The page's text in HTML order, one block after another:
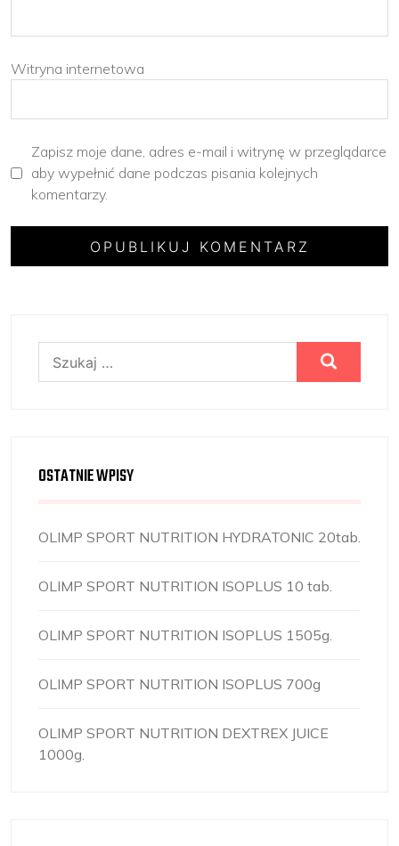
Witryna internetowa
Zapisz moje dane, adres e-mail i witrynę w przeglądarce
aby wypełnić dane podczas pisania kolejnych
komentarzy.
OSTATNIE WPISY
OLIMP SPORT NUTRITION HYDRATONIC 20tab.
OLIMP SPORT NUTRITION ISOPLUS 10 tab.
OLIMP SPORT NUTRITION ISOPLUS 1505g.
OLIMP SPORT NUTRITION ISOPLUS 700g
OLIMP SPORT NUTRITION DEXTREX JUICE
1000g.